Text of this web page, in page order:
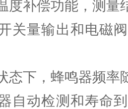
偿功能，测量
量输出和电磁阀
，蜂鸣器频率
动检测和寿命到